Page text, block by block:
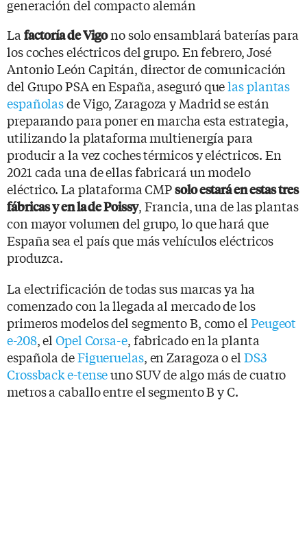
La factoría de Vigono solo ensamblará baterías para
los coches eléctricos del grupo. En febrero, José
Antonio León Capitán, director de comunicación
del Grupo PSA en España, aseguró quelas plantas
españolasde Vigo, Zaragoza y Madrid se están
preparando para poner en marcha esta estrategia,
utilizando la plataforma multienergía para
producir a la vez coches térmicos y eléctricos. En
2021 cada una de ellas fabricará un modelo
eléctrico. La plataforma CMPsolo estará en estas tres
fábricas y en la de Poissy, Francia, una de las plantas
con mayor volumen del grupo, lo que hará que
España sea el país que más vehículos eléctricos
produzca.
La electrificación de todas sus marcas ya ha
comenzado con la llegada al mercado de los
primeros modelos del segmento B, como el Peugeot
e-208, el Opel Corsa-e, fabricado en la planta
española deFigueruelas, en Zaragoza o el DS3
Crossback e-tenseuno SUV de algo más de cuatro
metros a caballo entre el segmento B y C.